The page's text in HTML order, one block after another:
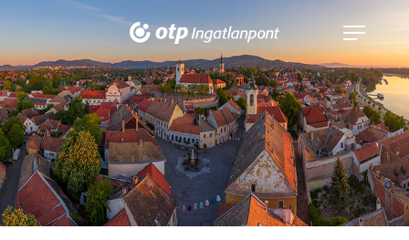
Navigáció
kinyitása